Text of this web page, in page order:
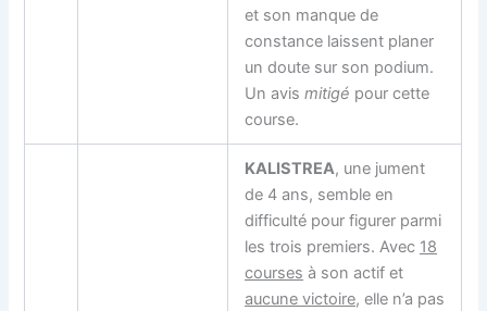
et son manque de
constance laissent planer
un doute sur son podium.
Un avismitigé pour cette
course.
KALISTREA, une jument
de 4 ans, semble en
difficulté pour figurer parmi
les trois premiers. Avec 18
courses à son actif et
aucune victoire, elle n’a pas